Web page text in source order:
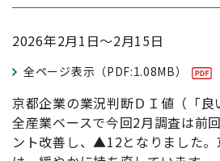
2026年2月1日～2月15日
全ページ表示（PDF:1.08MB）
京都企業の業況判断ＤＩ値（「良
全産業ベースで今回2月調査は前
ント改善し、▲12となりました